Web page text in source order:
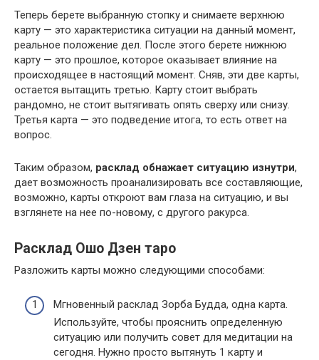
Теперь берете выбранную стопку и снимаете верхнюю
карту — это характеристика ситуации на данный момент,
реальное положение дел. После этого берете нижнюю
карту — это прошлое, которое оказывает влияние на
происходящее в настоящий момент. Сняв, эти две карты,
остается вытащить третью. Карту стоит выбрать
рандомно, не стоит вытягивать опять сверху или снизу.
Третья карта — это подведение итога, то есть ответ на
вопрос.
Таким образом, расклад обнажает ситуацию изнутри,
дает возможность проанализировать все составляющие,
возможно, карты откроют вам глаза на ситуацию, и вы
взглянете на нее по-новому, с другого ракурса.
Расклад Ошо Дзен таро
Разложить карты можно следующими способами:
Мгновенный расклад Зорба Будда, одна карта.
Используйте, чтобы прояснить определенную
ситуацию или получить совет для медитации на
сегодня. Нужно просто вытянуть 1 карту и